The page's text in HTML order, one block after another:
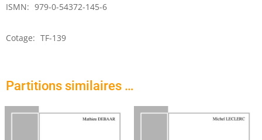
ISMN: 979-0-54372-145-6
Cotage: TF-139
Partitions similaires …